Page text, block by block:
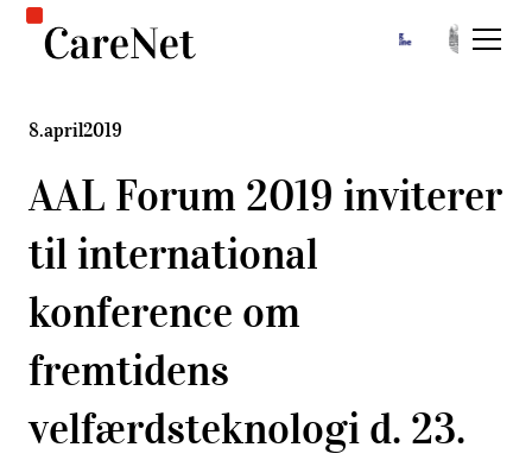
8.april2019
AAL Forum 2019 inviterer
til international
konference om
fremtidens
velfærdsteknologi d. 23.